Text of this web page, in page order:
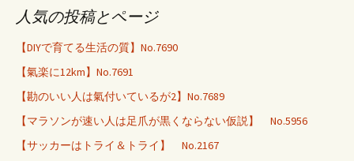
人気の投稿とページ
【DIYで育てる生活の質】No.7690
【氣楽に12km】No.7691
【勘のいい人は氣付いているが2】No.7689
【マラソンが速い人は足爪が黒くならない仮説】 No.5956
【サッカーはトライ＆トライ】 No.2167